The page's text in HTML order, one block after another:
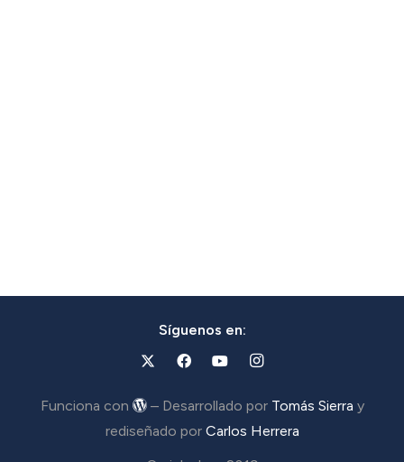
Síguenos en:
Funciona con – Desarrollado por Tomás Sierra y
rediseñado por Carlos Herrera